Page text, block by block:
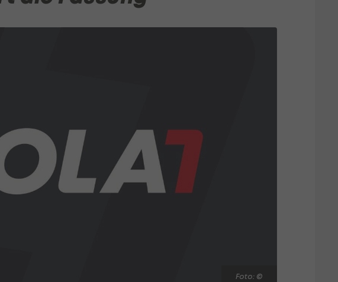
Foto: ©